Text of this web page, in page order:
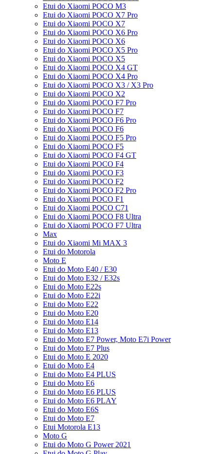
Etui do Xiaomi POCO M3
Etui do Xiaomi POCO X7 Pro
Etui do Xiaomi POCO X7
Etui do Xiaomi POCO X6 Pro
Etui do Xiaomi POCO X6
Etui do Xiaomi POCO X5 Pro
Etui do Xiaomi POCO X5
Etui do Xiaomi POCO X4 GT
Etui do Xiaomi POCO X4 Pro
Etui do Xiaomi POCO X3 / X3 Pro
Etui do Xiaomi POCO X2
Etui do Xiaomi POCO F7 Pro
Etui do Xiaomi POCO F7
Etui do Xiaomi POCO F6 Pro
Etui do Xiaomi POCO F6
Etui do Xiaomi POCO F5 Pro
Etui do Xiaomi POCO F5
Etui do Xiaomi POCO F4 GT
Etui do Xiaomi POCO F4
Etui do Xiaomi POCO F3
Etui do Xiaomi POCO F2
Etui do Xiaomi POCO F2 Pro
Etui do Xiaomi POCO F1
Etui do Xiaomi POCO C71
Etui do Xiaomi POCO F8 Ultra
Etui do Xiaomi POCO F7 Ultra
Max
Etui do Xiaomi Mi MAX 3
Etui do Motorola
Moto E
Etui do Moto E40 / E30
Etui do Moto E32 / E32s
Etui do Moto E22s
Etui do Moto E22i
Etui do Moto E22
Etui do Moto E20
Etui do Moto E14
Etui do Moto E13
Etui do Moto E7 Power, Moto E7i Power
Etui do Moto E7 Plus
Etui do Moto E 2020
Etui do Moto E4
Etui do Moto E4 PLUS
Etui do Moto E6
Etui do Moto E6 PLUS
Etui do Moto E6 PLAY
Etui do Moto E6S
Etui do Moto E7
Etui Motorola E13
Moto G
Etui do Moto G Power 2021